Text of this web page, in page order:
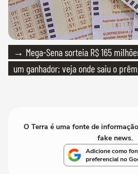
→ Mega-Sena sorteia R$ 165
um ganhador; veja onde saiu o
O Terra é uma fonte de
fake news.
Adicione como
preferencial no